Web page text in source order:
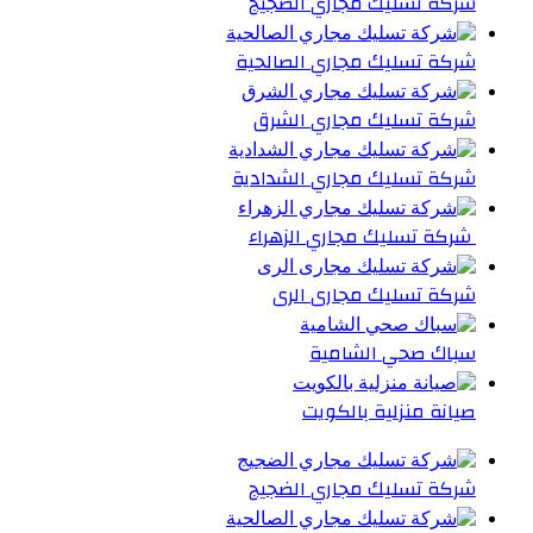
شركة تسليك مجاري الصالحية
شركة تسليك مجاري الشرق
شركة تسليك مجاري الشدادية
شركة تسليك مجاري الزهراء
شركة تسليك مجارى الرى
سباك صحي الشامية
صيانة منزلية بالكويت
شركة تسليك مجاري الضجيج